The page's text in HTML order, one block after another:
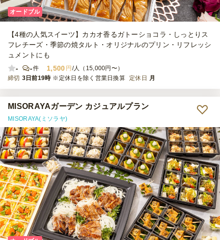
オードブル
【4種の人気スイーツ】カカオ香るガトーショコラ・しっとりス
フレチーズ・季節の焼タルト・オリジナルのプリン・リフレッシ
ュメントにも
-
-件 1,500 円/人（15,000円〜）
締切 3日前19時 ※定休日を除く営業日換算 定休日 月
MISORAYAガーデン カジュアルプラン
MISORAYA(ミソラヤ)